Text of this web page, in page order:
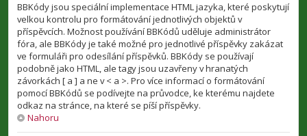
BBKódy jsou speciální implementace HTML jazyka, které poskytují
velkou kontrolu pro formátování jednotlivých objektů v
příspěvcích. Možnost používání BBKódů uděluje administrátor
fóra, ale BBKódy je také možné pro jednotlivé příspěvky zakázat
ve formuláři pro odesílání příspěvků. BBKódy se používají
podobně jako HTML, ale tagy jsou uzavřeny v hranatých
závorkách [ a ] a ne v < a >. Pro více informací o formátování
pomocí BBKódů se podívejte na průvodce, ke kterému najdete
odkaz na stránce, na které se píší příspěvky.
Nahoru